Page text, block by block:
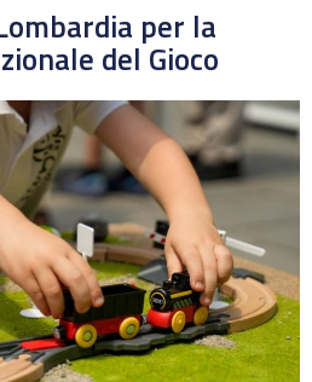
per la
del Gioco